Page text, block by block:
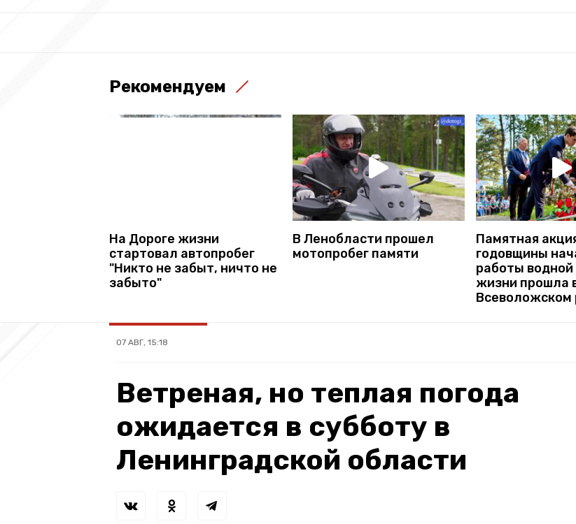
Рекомендуем
На Дороге жизни
стартовал автопробег
"Никто не забыт, ничто не
забыто"
В Ленобласти прошел
мотопробег памяти
Памятная
годовщины
работы водной
жизни прошла
Всеволожском
07 АВГ, 15:18
Ветреная, но теплая погода
ожидается в субботу в
Ленинградской области